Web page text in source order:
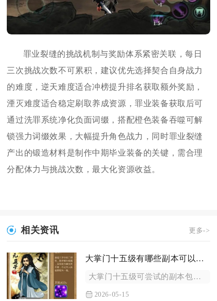
罪业裂缝的挑战机制与奖励体系紧密关联，每日
三次挑战次数不可累积，建议优先选择契合自身战力
的难度，逆天难度适合冲榜提升排名获取额外奖励，
湮灭难度适合稳定刷取养成资源，罪业装备获取后可
通过洗罪系统净化负面词缀，搭配橙色装备吞噬可解
锁强力词缀效果，大幅提升角色战力，同时罪业裂缝
产出的锻造材料是制作中期毕业装备的关键，需合理
分配体力与挑战次数，最大化资源收益。
相关资讯 更多->
大掌门十五级有哪些副本可以尝试
大掌门十五级可尝试的副本包括江湖副本的慕容复、鸠摩智关卡，以...
2026-05-15